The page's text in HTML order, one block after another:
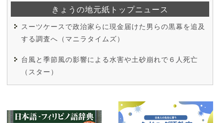
きょうの地元紙トップニュース
スーツケースで政治家らに現金届けた男らの黒幕を追及
する調査へ（マニラタイムズ）
台風と季節風の影響による水害や土砂崩れで６人死亡
（スター）